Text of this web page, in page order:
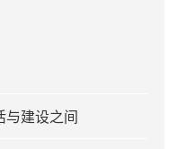
与建设之间